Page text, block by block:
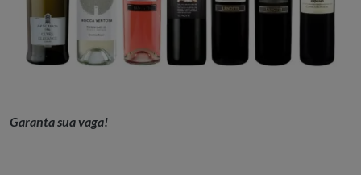
Garanta sua vaga!